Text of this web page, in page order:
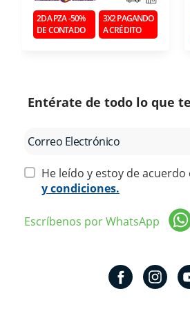
2DA PZA -50%
DE CONTADO
3X2 PAGANDO
A CRÉDITO
Entérate de todo lo que
He leído y estoy de acuerdo
y condiciones.
Escríbenos por WhatsApp